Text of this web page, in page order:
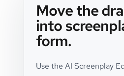
Move the
into
form.
Use the AI Screenplay